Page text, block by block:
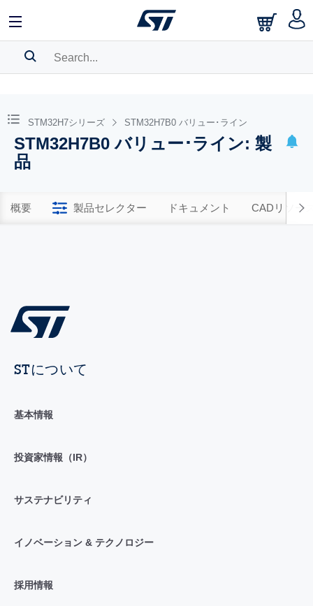
BOOKMARK
Pleaselog in to show your saved searches.
STM32H7シリーズ STM32H7B0 バリュー･ライン
STM32H7B0 バリュー･ライン: 製
品
概要 製品セレクター ドキュメント CADリソー
STについて
基本情報
投資家情報（IR）
サステナビリティ
イノベーション & テクノロジー
採用情報